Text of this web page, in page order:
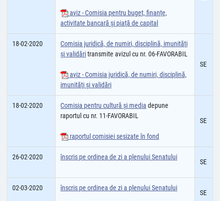
aviz - Comisia pentru buget, finanţe,
activitate bancară şi piaţă de capital
18-02-2020
Comisia juridică, de numiri, disciplină, imunităţi
şi validăritransmite avizul cu nr. 06-FAVORABIL
aviz - Comisia juridică, de numiri, disciplină,
imunităţi şi validări
SE
18-02-2020 Comisia pentru cultură şi media depune
raportul cu nr. 11-FAVORABIL
raportul comisiei sesizate în fond
SE
26-02-2020 înscris pe ordinea de zi a plenului Senatului
SE
02-03-2020 înscris pe ordinea de zi a plenului Senatului
SE